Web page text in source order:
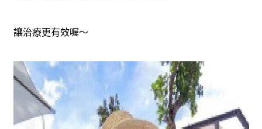
讓治療更有效喔～